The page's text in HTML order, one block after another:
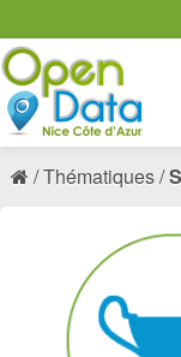
Thématiques